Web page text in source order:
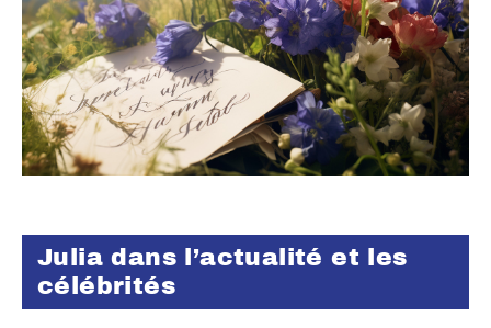
Julia dans l’actualité et les
célébrités